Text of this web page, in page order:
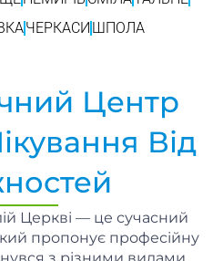
ЧЕРКАСИ ШПОЛА
Центр
Від
Церкві — це сучасний
пропонує професійну
з різними видами